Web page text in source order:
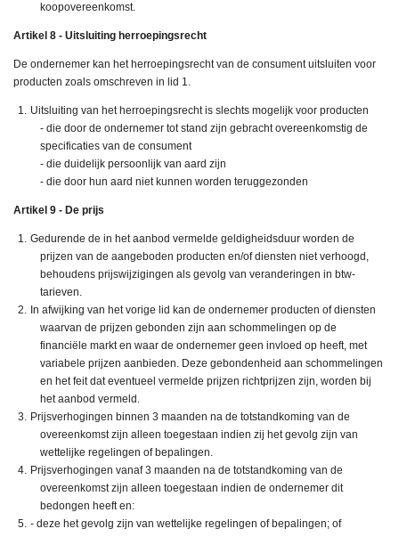
koopovereenkomst.
Artikel 8 - Uitsluiting herroepingsrecht
De ondernemer kan het herroepingsrecht van de consument uitsluiten voor
producten zoals omschreven in lid 1.
Uitsluiting van het herroepingsrecht is slechts mogelijk voor producten
- die door de ondernemer tot stand zijn gebracht overeenkomstig de
specificaties van de consument
- die duidelijk persoonlijk van aard zijn
- die door hun aard niet kunnen worden teruggezonden
Artikel 9 - De prijs
Gedurende de in het aanbod vermelde geldigheidsduur worden de
prijzen van de aangeboden producten en/of diensten niet verhoogd,
behoudens prijswijzigingen als gevolg van veranderingen in btw-
tarieven.
In afwijking van het vorige lid kan de ondernemer producten of diensten
waarvan de prijzen gebonden zijn aan schommelingen op de
financiële markt en waar de ondernemer geen invloed op heeft, met
variabele prijzen aanbieden. Deze gebondenheid aan schommelingen
en het feit dat eventueel vermelde prijzen richtprijzen zijn, worden bij
het aanbod vermeld.
Prijsverhogingen binnen 3 maanden na de totstandkoming van de
overeenkomst zijn alleen toegestaan indien zij het gevolg zijn van
wettelijke regelingen of bepalingen.
Prijsverhogingen vanaf 3 maanden na de totstandkoming van de
overeenkomst zijn alleen toegestaan indien de ondernemer dit
bedongen heeft en:
- deze het gevolg zijn van wettelijke regelingen of bepalingen; of